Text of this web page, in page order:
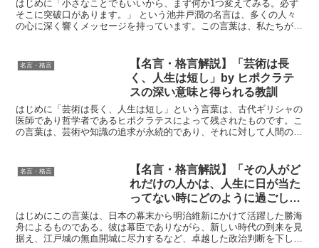
と得られる教訓
はじめに「小さなことでもいいから、まず何か1つ変えてみる。必ず
そこに突破口があります。」 という池井戸潤の名言は、多くの人々
の心に深く響くメッセージを持っています。この言葉は、私たちが日
名言・格言
【名言・格言解説】「芸術は長
く、人生は短し」by ヒポクラテ
スの深い意味と得られる教訓
はじめに「芸術は長く、人生は短し」という言葉は、古代ギリシャの
医師であり哲学者であるヒポクラテスによって残されたものです。こ
の言葉は、芸術や知識の追求が永続的であり、それに対して人間の人
名言・格言
【名言・格言解説】「その人がど
れだけの人かは、人生に日が当た
ってない時にどのように過ごして
いるかで図れる。日が当たってい
る時は、何をやってもうまくい
く。」by 勝海舟の深い意味と得
はじめにこの言葉は、日本の幕末から明治維新にかけて活躍した勝海
舟によるものである。彼は幕臣でありながら、新しい時代の到来を見
据え、江戸城の無血開城に尽力するなど、卓越した政治判断を下した